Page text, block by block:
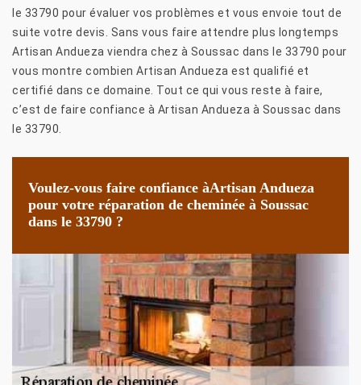
le 33790 pour évaluer vos problèmes et vous envoie tout de
suite votre devis. Sans vous faire attendre plus longtemps
Artisan Andueza viendra chez à Soussac dans le 33790 pour
vous montre combien Artisan Andueza est qualifié et
certifié dans ce domaine. Tout ce qui vous reste à faire,
c’est de faire confiance à Artisan Andueza à Soussac dans
le 33790.
Voulez-vous faire confiance àArtisan Andueza
pour votre réparation de cheminée à Soussac
dans le 33790 ?